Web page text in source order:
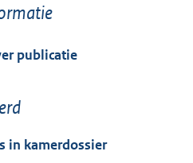
publicatie
in kamerdossier